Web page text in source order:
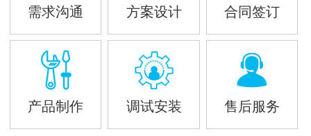
需求沟通 方案设计 合同签订
产品制作 调试安装 售后服务